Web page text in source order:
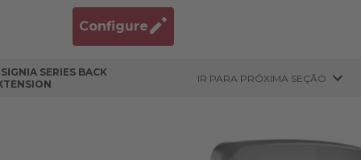
Configure
SERIES BACK
IR PARA PRÓXIMA SEÇÃO